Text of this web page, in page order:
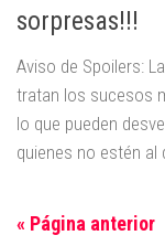
sorpresas!!!
Aviso de Spoilers:
tratan los sucesos
lo que pueden
quienes no estén al
« Página anterior